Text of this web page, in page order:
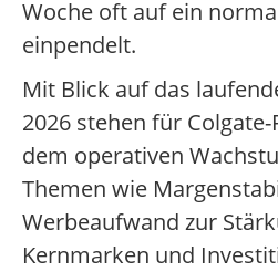
Woche oft auf ein
einpendelt.
Mit Blick auf das
2026 stehen für
dem operativen
Themen wie
Werbeaufwand zur
Kernmarken und